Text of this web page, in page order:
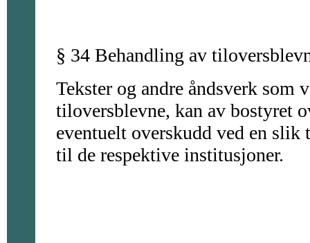
§ 34 Behandling av
Tekster og andre åndsverk som
tiloversblevne, kan av bostyret
eventuelt overskudd ved en
til de respektive institusjoner.